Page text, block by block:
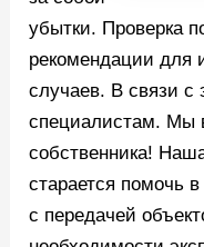
убытки. Проверка
рекомендации для
случаев. В связи
специалистам. Мы
собственника!
старается помочь
с передачей